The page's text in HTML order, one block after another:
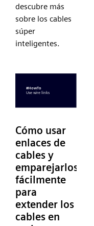
descubre más
sobre los cables
súper
inteligentes.
Cómo usar
enlaces de
cables y
emparejarlos
fácilmente
para
extender los
cables en